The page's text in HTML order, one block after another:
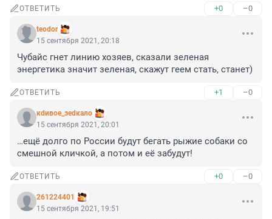
ОТВЕТИТЬ +0 –0
teodor
15 сентября 2021, 20:18
Чубайс гнет линию хозяев, сказали зеленая
энергетика значит зеленая, скажут геем стать, станет)
ОТВЕТИТЬ +1 –0
кdивое_зеdкало
15 сентября 2021, 20:01
…ещё долго по России будут бегать рыжие собаки со
смешной кличкой, а потом и её забудут!
ОТВЕТИТЬ +0 –0
261224401
15 сентября 2021, 19:51